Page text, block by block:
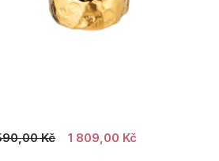
Kč 1 809,00 Kč